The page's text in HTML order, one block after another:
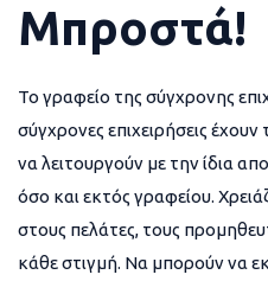
Μπροστά!
Το γραφείο της σύγχρονης
σύγχρονες επιχειρήσεις
να λειτουργούν με την ίδια
όσο και εκτός γραφείου.
στους πελάτες, τους
κάθε στιγμή. Να μπορούν να